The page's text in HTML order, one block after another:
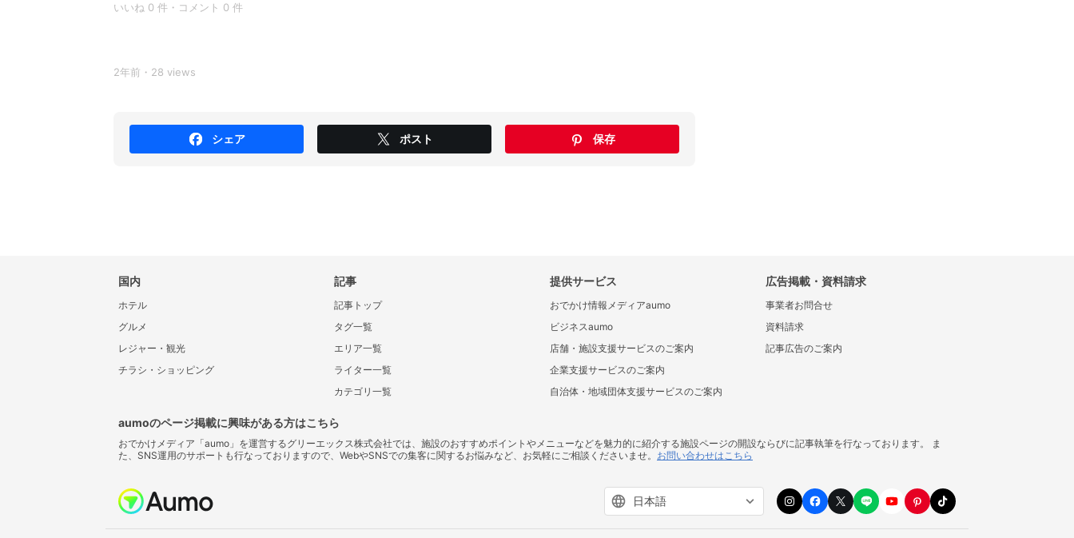
いいね 0 件・コメント 0 件
2年前・28 views
シェア ポスト 保存
国内
ホテル
グルメ
レジャー・観光
チラシ・ショッピング
記事
記事トップ
タグ一覧
エリア一覧
ライター一覧
カテゴリ一覧
提供サービス
おでかけ情報メディアaumo
ビジネスaumo
店舗・施設支援サービスのご案内
企業支援サービスのご案内
自治体・地域団体支援サービスのご案内
広告掲載・資料請求
事業者お問合せ
資料請求
記事広告のご案内
aumoのページ掲載に興味がある方はこちら
おでかけメディア「aumo」を運営するグリーエックス株式会社では、施設のおすすめポイントやメニューなどを魅力的に紹介する施設ページの開設ならびに記事執筆を行なっております。 ま
た、SNS運用のサポートも行なっておりますので、WebやSNSでの集客に関するお悩みなど、お気軽にご相談くださいませ。 お問い合わせはこちら